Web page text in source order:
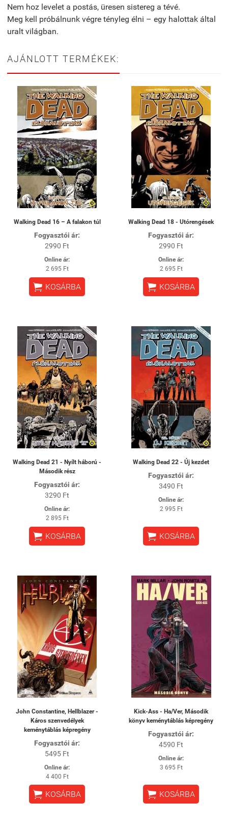
Nem hoz levelet a postás, üresen sistereg a tévé.
Meg kell próbálnunk végre tényleg élni – egy halottak által
uralt világban.
AJÁNLOTT TERMÉKEK:
​Walking Dead 16 – A falakon túl
Fogyasztói ár:
2990 Ft
Online ár:
2 695 Ft
 KOSÁRBA
Walking Dead 18 - Utórengések
Fogyasztói ár:
2990 Ft
Online ár:
2 695 Ft
 KOSÁRBA
Walking Dead 21 - Nyílt háború -
Második rész
Fogyasztói ár:
3290 Ft
Online ár:
2 895 Ft
 KOSÁRBA
Walking Dead 22 - Új kezdet
Fogyasztói ár:
3490 Ft
Online ár:
2 995 Ft
 KOSÁRBA
John Constantine, Hellblazer -
Káros szenvedélyek
keménytáblás képregény
Fogyasztói ár:
5495 Ft
Online ár:
4 400 Ft
 KOSÁRBA
Kick-Ass - Ha/Ver, Második
könyv keménytáblás képregény
Fogyasztói ár:
4590 Ft
Online ár:
3 695 Ft
 KOSÁRBA